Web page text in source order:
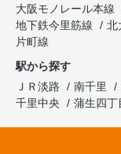
大阪モノレール本線
地下鉄今里筋線
北
片町線
駅から探す
ＪＲ淡路
南千里
千里中央
蒲生四丁